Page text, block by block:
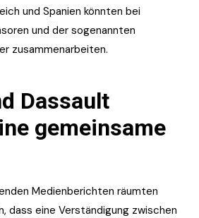
und Spanien könnten bei
und der sogenannten
zusammenarbeiten.
Dassault
gemeinsame
Medienberichten räumten
dass eine Verständigung zwischen